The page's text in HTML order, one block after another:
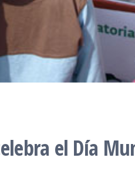
el Día